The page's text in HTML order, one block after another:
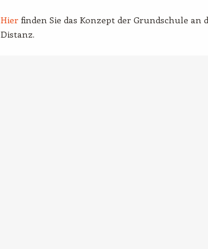
Hier finden Sie das Konzept der Grundschule an
Distanz.